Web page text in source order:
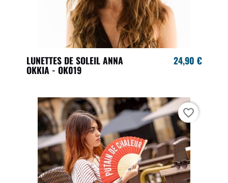
LUNETTES DE SOLEIL ANNA
OKKIA - OK019
24,90 €
favorite_border